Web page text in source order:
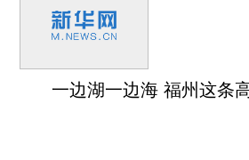
一边湖一边海 福州这条